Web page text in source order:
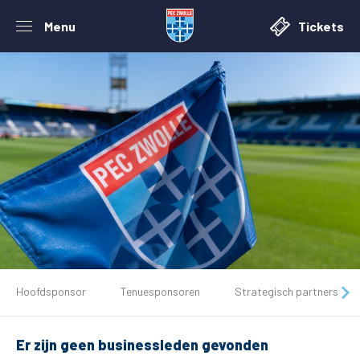
Menu Tickets
Tickets
Matchdays
Hoofdsponsor Tenuesponsoren Strategisch partners
Er zijn geen businessleden gevonden